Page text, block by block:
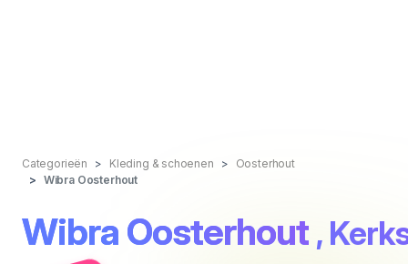
Categorieën Kleding & schoenen
Oosterhout
Wibra Oosterhout
Wibra Oosterhout ,